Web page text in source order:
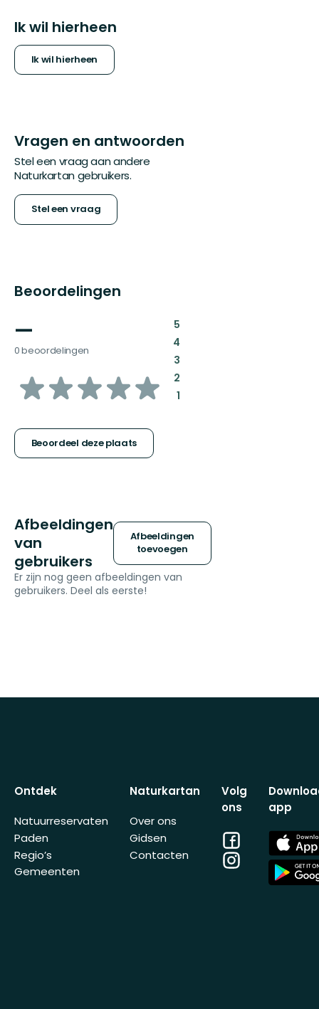
Ik wil hierheen
Ik wil hierheen
Vragen en antwoorden
Stel een vraag aan andere
Naturkartan gebruikers.
Stel een vraag
Beoordelingen
—
0 beoordelingen
van
sterren
Beoordeel deze plaats
5:
4:
3:
2:
1:
Afbeeldingen
van
gebruikers
Afbeeldingen
toevoegen
Er zijn nog geen afbeeldingen van
gebruikers. Deel als eerste!
Ontdek
Natuurreservaten
Paden
Regio’s
Gemeenten
Naturkartan
Over ons
Gidsen
Contacten
Volg
ons
Facebook
Instagram
app
App
Store
App
Store